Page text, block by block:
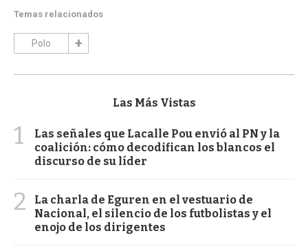
Temas relacionados
Polo
Las Más Vistas
1
Las señales que Lacalle Pou envió al PN y la
coalición: cómo decodifican los blancos el
discurso de su líder
2
La charla de Eguren en el vestuario de
Nacional, el silencio de los futbolistas y el
enojo de los dirigentes